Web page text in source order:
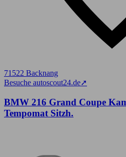
71522 Backnang
Besuche autoscout24.de➚
BMW 216 Grand Coupe
Tempomat Sitzh.